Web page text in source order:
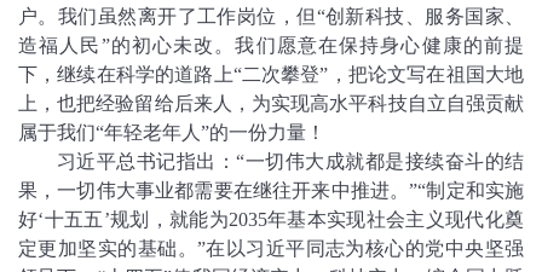
户。我们虽然离开了工作岗位，但“创新科技、服务国家、
造福人民”的初心未改。我们愿意在保持身心健康的前提
下，继续在科学的道路上“二次攀登”，把论文写在祖国大地
上，也把经验留给后来人，为实现高水平科技自立自强贡献
属于我们“年轻老年人”的一份力量！
习近平总书记指出：“一切伟大成就都是接续奋斗的结
果，一切伟大事业都需要在继往开来中推进。”“制定和实施
好‘十五五’规划，就能为2035年基本实现社会主义现代化奠
定更加坚实的基础。”在以习近平同志为核心的党中央坚强